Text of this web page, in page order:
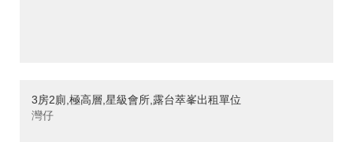
3房2廁,極高層,星級會所,露台萃峯出租單位
灣仔